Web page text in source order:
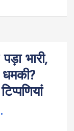
भारी,
धमकी?